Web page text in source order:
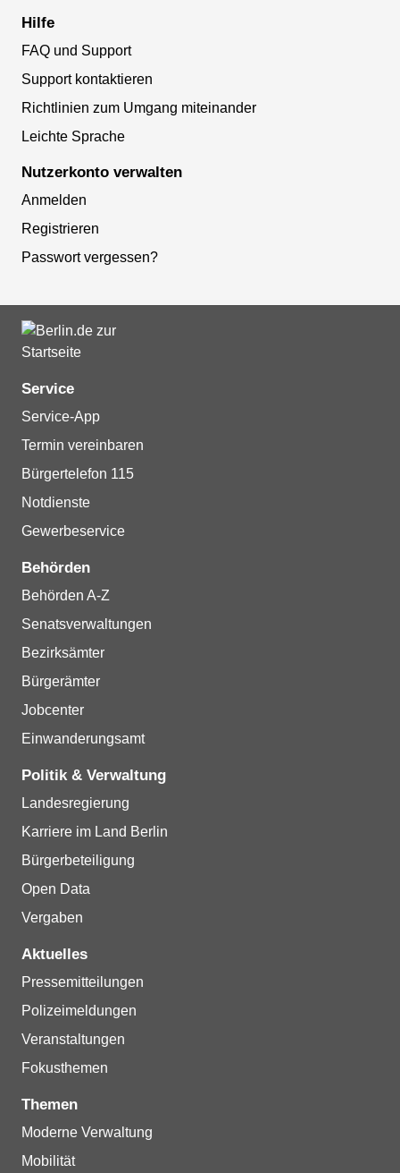
Hilfe
FAQ und Support
Support kontaktieren
Richtlinien zum Umgang miteinander
Leichte Sprache
Nutzerkonto verwalten
Anmelden
Registrieren
Passwort vergessen?
Service
Service-App
Termin vereinbaren
Bürgertelefon 115
Notdienste
Gewerbeservice
Behörden
Behörden A-Z
Senatsverwaltungen
Bezirksämter
Bürgerämter
Jobcenter
Einwanderungsamt
Politik & Verwaltung
Landesregierung
Karriere im Land Berlin
Bürgerbeteiligung
Open Data
Vergaben
Aktuelles
Pressemitteilungen
Polizeimeldungen
Veranstaltungen
Fokusthemen
Themen
Moderne Verwaltung
Mobilität